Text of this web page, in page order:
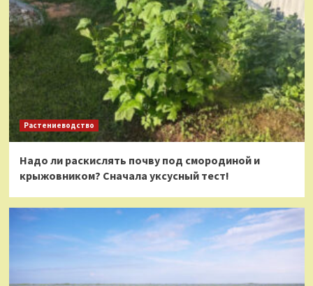
Растениеводство
Надо ли раскислять почву под смородиной и
крыжовником? Сначала уксусный тест!